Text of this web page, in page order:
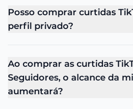
Posso comprar curtidas
perfil privado?
Ao comprar as curtidas
Seguidores, o alcance da
aumentará?